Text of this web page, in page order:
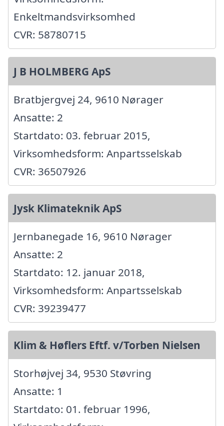
Enkeltmandsvirksomhed
CVR: 58780715
J B HOLMBERG ApS
Bratbjergvej 24, 9610 Nørager
Ansatte: 2
Startdato: 03. februar 2015,
Virksomhedsform: Anpartsselskab
CVR: 36507926
Jysk Klimateknik ApS
Jernbanegade 16, 9610 Nørager
Ansatte: 2
Startdato: 12. januar 2018,
Virksomhedsform: Anpartsselskab
CVR: 39239477
Klim & Høflers Eftf. v/Torben Nielsen
Storhøjvej 34, 9530 Støvring
Ansatte: 1
Startdato: 01. februar 1996,